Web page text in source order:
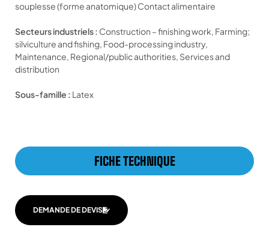
souplesse (forme anatomique) Contact alimentaire
Secteurs industriels : Construction – finishing work, Farming;
silviculture and fishing, Food-processing industry,
Maintenance, Regional/public authorities, Services and
distribution
Sous-famille : Latex
FICHE TECHNIQUE
DEMANDE DE DEVIS